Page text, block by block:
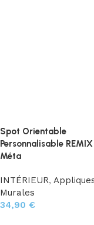
Spot Orientable
Personnalisable
Méta
INTÉRIEUR,
Murales
34,90 €